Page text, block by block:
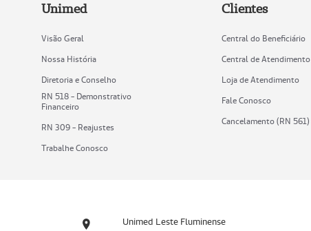
Unimed
Visão Geral
Nossa História
Diretoria e Conselho
RN 518 - Demonstrativo
Financeiro
RN 309 - Reajustes
Trabalhe Conosco
Clientes
Central do Beneficiário
Central de Atendimento
Loja de Atendimento
Fale Conosco
Cancelamento (RN 561)
Unimed Leste Fluminense